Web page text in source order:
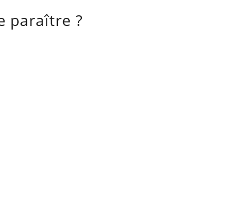
paraître ?